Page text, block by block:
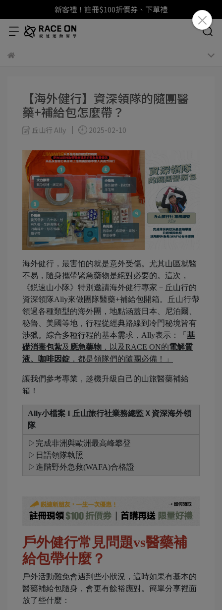
新客禮！註冊$100折價券、下單禮
【海外健行】資深領隊的隨團醫
藥+補給包怎麼帶？
丘山行 Ally 2025-02-10
海外健行，最害怕的就是意外受傷。尤其山區就醫
不易，隨身攜帶緊急藥物是絕對必要的。這次，
《鋭速山小隊》特別邀請海外健行專家－丘山行的
資深領隊Ally來做團隊醫藥+補給包開箱。丘山行帶
領過各種類型的海外團，地點涵蓋日本、尼泊爾、
秘魯、美國等地，行程從經典路線到冷門秘境皆有
涉獵。綜合多種行程的基本需求，Ally表示：「 基
礎消毒包紮及 應急藥物 ，以及RACE ON的電解質
液、咖啡因錠 ，都是領隊們的隨團必備！」
讓我們參考專業，趁機升級自己的山旅醫藥補給
箱！
Ally小檔案 I 丘山旅行社業務總監Ｘ資深海外領
隊
▷完成非洲與歐洲最高峰攀登
▷日語領隊執照
▷進階野外急救(WAFA)合格證
戶外健行常見問題vs醫藥補
給包帶什麼？
戶外活動難免會遇到些小狀況，這時如果有基本的
醫藥補給包隨身，會更有餘裕應對。簡單分享裡面
放了些什麼：